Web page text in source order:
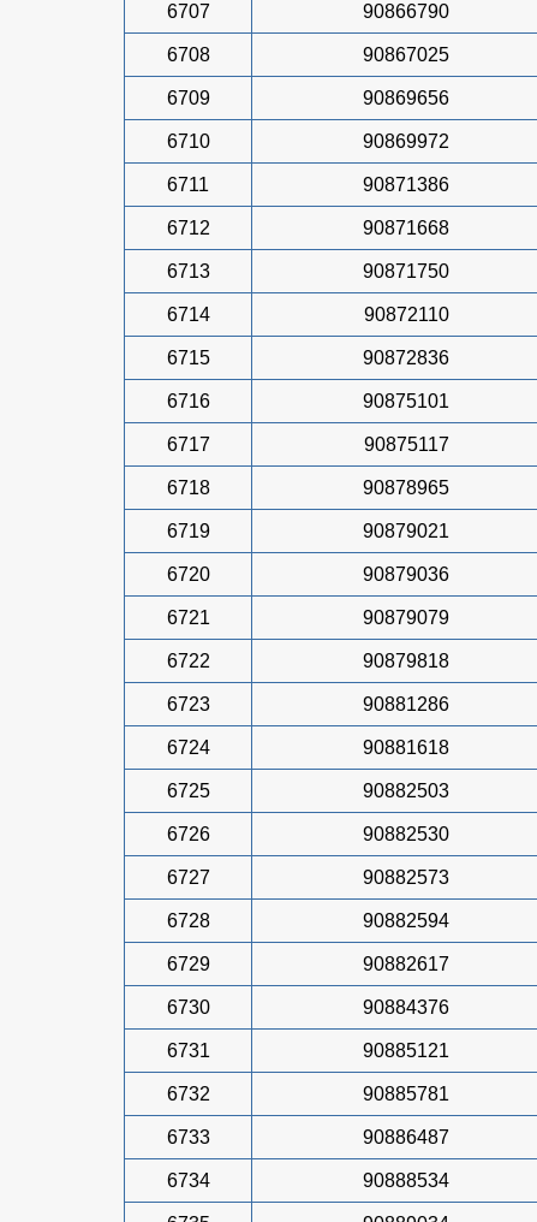
6707 90866790
6708 90867025
6709 90869656
6710 90869972
6711 90871386
6712 90871668
6713 90871750
6714 90872110
6715 90872836
6716 90875101
6717 90875117
6718 90878965
6719 90879021
6720 90879036
6721 90879079
6722 90879818
6723 90881286
6724 90881618
6725 90882503
6726 90882530
6727 90882573
6728 90882594
6729 90882617
6730 90884376
6731 90885121
6732 90885781
6733 90886487
6734 90888534